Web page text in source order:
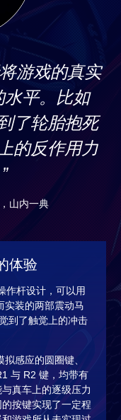
游戏的真实
水平。比如
了轮胎抱死
的反作用力
山内一典
体验
作杆设计，可以用
实装的两部震动马
到了触觉上的冲击
感应的圆圈键、
与 R2 键，均带有
真车上的逐级压力
按键实现了一定程